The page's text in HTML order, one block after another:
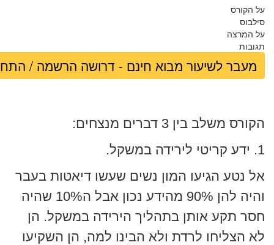
על הקורס
סילבוס
על המרצה
תגובות
מעבר לשיעור מבוא חינם - דרושה הרשמה /
הקורס משלב בין 3 דברים מנצחים:
1. ידע קריטי לירידה במשקל.
אל נטע הגיעו המון נשים שעשו דיאטות בעבר
והיה להן 90% מהידע נכון אבל ה10% שהיה
חסר תקע אותן בתהליך הירידה במשקל. הן
לא הצליחו לרדת ולא הבינו למה, הן השקיעו